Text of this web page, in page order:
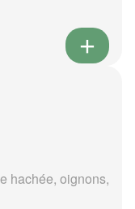
hachée, oignons,